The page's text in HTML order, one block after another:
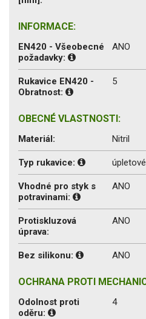
INFORMACE:
EN420 - Všeobecné
požadavky:
ANO
Rukavice EN420 -
Obratnost:
5
OBECNÉ VLASTNOSTI:
Materiál: Nitril
Typ rukavice:
Vhodné pro styk s
potravinami:
ANO
Protiskluzová
úprava:
ANO
Bez silikonu: ANO
OCHRANA PROTI
Odolnost proti
oděru:
4